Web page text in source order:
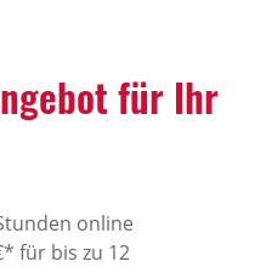
für Ihr
online
für bis zu 12